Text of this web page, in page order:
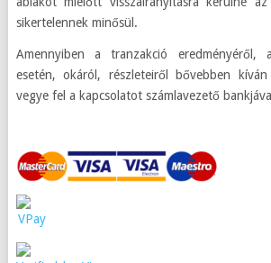
sikertelennek minősül.
Amennyiben a tranzakció eredményéről,
esetén, okáról, részleteiről bővebben
vegye fel a kapcsolatot számlavezető